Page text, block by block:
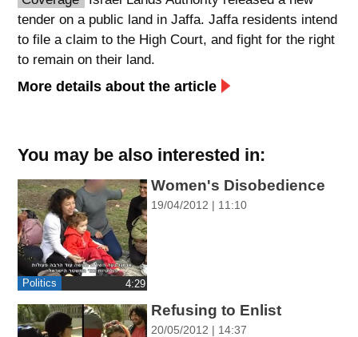
spellcheck
גופן קריא
ניגודיות בהירה ניגודיות כהה
font_download
סימון קישורים
cached
איפוס
flag
השארת
tender on a public land in Jaffa. Jaffa residents intend
to file a claim to the High Court, and fight for the right
to remain on their land.
More details about the article
You may be also interested in:
Politics ‎4:29
Women's Disobedience
19/04/2012 | 11:10
Refusing to Enlist
20/05/2012 | 14:37